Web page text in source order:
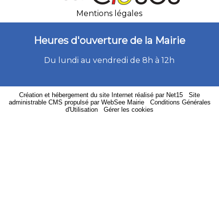
Mentions légales
Heures d'ouverture de la Mairie
Du lundi au vendredi de 8h à 12h
Création et hébergement du site Internet réalisé par Net15
Site
administrable CMS propulsé par WebSee Mairie- Conditions Générales
d'Utilisation
Gérer les cookies